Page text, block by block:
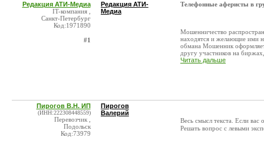
Редакция АТИ-Медиа
IT-компания ,
Санкт-Петербург
Код:1971890
#1
Редакция АТИ-
Медиа
Телефонные аферисты в
Мошенничество
находятся и желающие ими
обмана Мошенник
другу участников на
Читать дальше
Пирогов В.Н. ИП
(ИНН:222308448559)
Перевозчик ,
Подольск
Код:73979
Пирогов
Валерий
Весь смысл текста. Если вас
Решать вопрос с левыми